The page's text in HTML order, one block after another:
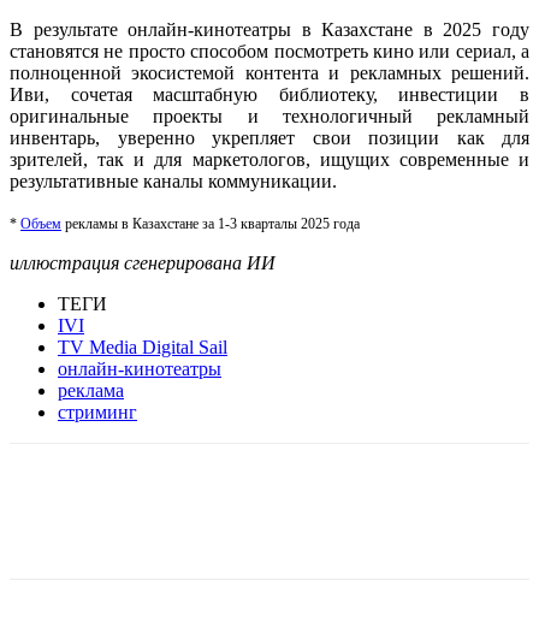
В результате онлайн-кинотеатры в Казахстане в 2025 году
становятся не просто способом посмотреть кино или сериал, а
полноценной экосистемой контента и рекламных решений.
Иви, сочетая масштабную библиотеку, инвестиции в
оригинальные проекты и технологичный рекламный
инвентарь, уверенно укрепляет свои позиции как для
зрителей, так и для маркетологов, ищущих современные и
результативные каналы коммуникации.
* Объем рекламы в Казахстане за 1-3 кварталы 2025 года
иллюстрация сгенерирована ИИ
ТЕГИ
IVI
TV Media Digital Sail
онлайн-кинотеатры
реклама
стриминг